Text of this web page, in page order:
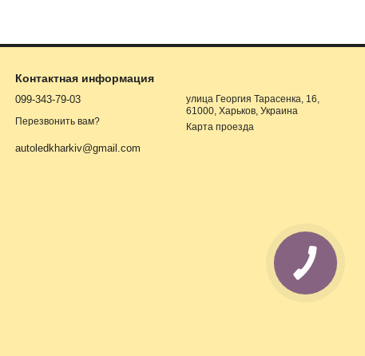
Контактная информация
099-343-79-03
Перезвонить вам?
autoledkharkiv@gmail.com
улица Георгия Тарасенка, 16,
61000, Харьков, Украина
Карта проезда